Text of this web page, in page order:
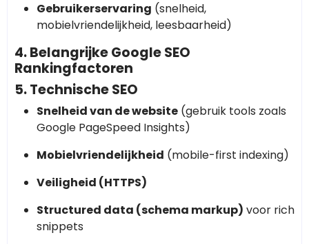
Gebruikerservaring (snelheid,
mobielvriendelijkheid, leesbaarheid)
4. Belangrijke Google SEO
Rankingfactoren
5. Technische SEO
Snelheid van de website (gebruik tools zoals
Google PageSpeed Insights)
Mobielvriendelijkheid (mobile-first indexing)
Veiligheid (HTTPS)
Structured data (schema markup) voor rich
snippets